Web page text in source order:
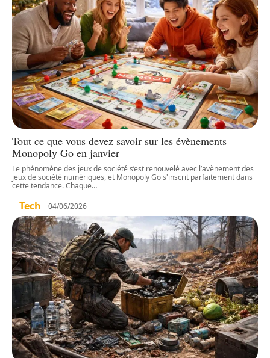
Tout ce que vous devez savoir sur les évènements
Monopoly Go en janvier
Le phénomène des jeux de société s’est renouvelé avec l’avènement des
jeux de société numériques, et Monopoly Go s'inscrit parfaitement dans
cette tendance. Chaque…
Tech 04/06/2026